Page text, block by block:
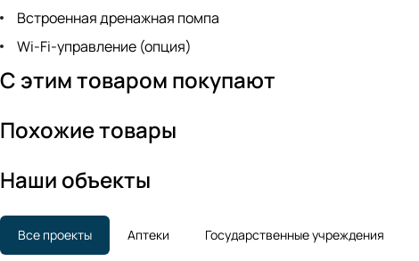
Встроенная дренажная помпа
Wi-Fi-управление (опция)
С этим товаром покупают
Похожие товары
Наши объекты
Все проекты Аптеки Государственные учреждения